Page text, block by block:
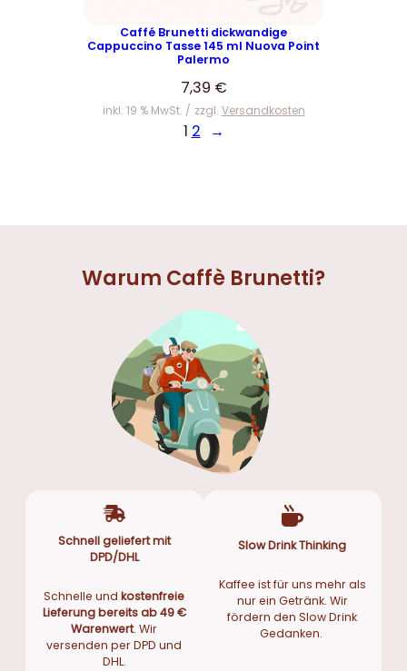
Caffé Brunetti dickwandige
Cappuccino Tasse 145 ml Nuova Point
Palermo
7,39 €
inkl. 19 % MwSt. zzgl. Versandkosten
1 2 →
Warum Caffè Brunetti?
Schnell geliefert mit
DPD/DHL
Schnelle undkostenfreie
Lieferung bereits ab 49 €
Warenwert. Wir
versenden per DPD und
DHL.
Slow Drink Thinking
Kaffee ist für uns mehr als
nur ein Getränk. Wir
fördern den Slow Drink
Gedanken.